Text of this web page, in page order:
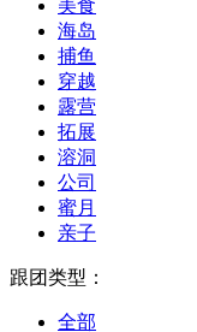
美食
海岛
捕鱼
穿越
露营
拓展
溶洞
公司
蜜月
亲子
跟团类型：
全部